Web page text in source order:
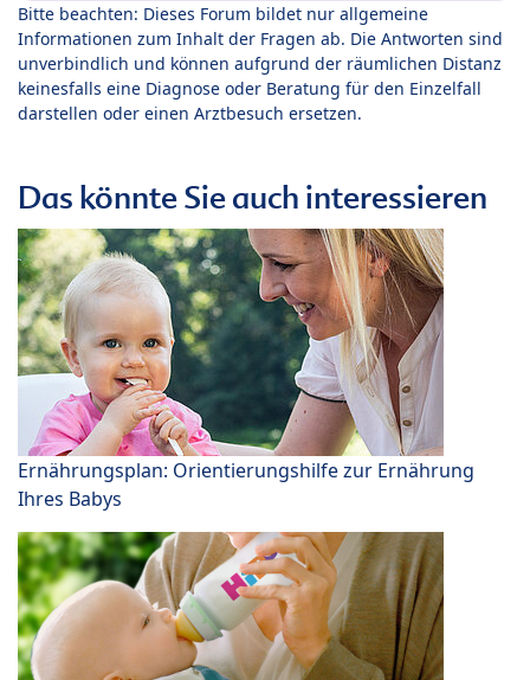
Bitte beachten: Dieses Forum bildet nur allgemeine
Informationen zum Inhalt der Fragen ab. Die Antworten sind
unverbindlich und können aufgrund der räumlichen Distanz
keinesfalls eine Diagnose oder Beratung für den Einzelfall
darstellen oder einen Arztbesuch ersetzen.
Das könnte Sie auch interessieren
Ernährungsplan: Orientierungshilfe zur Ernährung
Ihres Babys